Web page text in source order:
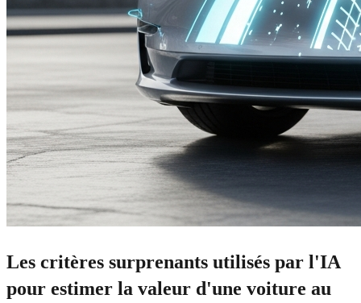
Les critères surprenants utilisés par l'IA
pour estimer la valeur d'une voiture au